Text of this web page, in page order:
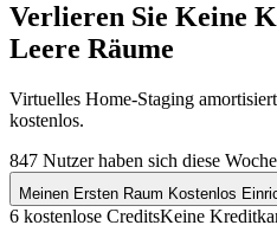
Verlieren Sie Keine
Leere Räume
Virtuelles Home-Staging
kostenlos.
847 Nutzer haben sich diese
Meinen Ersten Raum Kostenlos
6 kostenlose CreditsKeine